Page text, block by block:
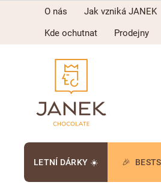
O nás Jak vzniká JANEK
Kde ochutnat
Prodejny
LETNÍ DÁRKY ☀️